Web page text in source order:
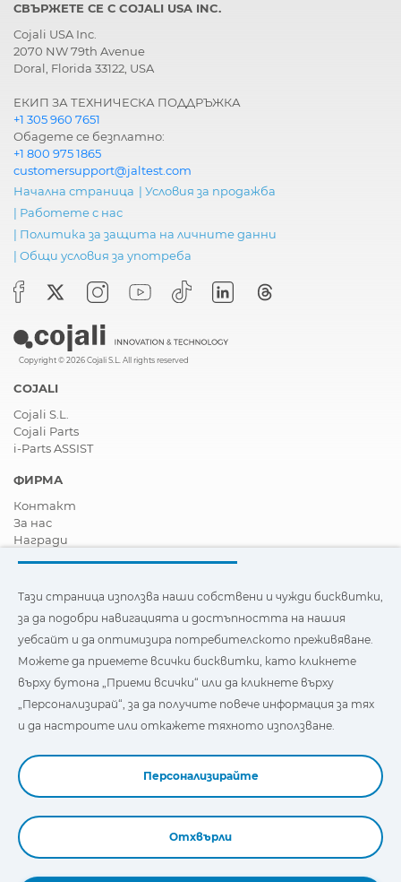
СВЪРЖЕТЕ СЕ С COJALI USA INC.
Cojali USA Inc.
2070 NW 79th Avenue
Doral, Florida 33122, USA
ЕКИП ЗА ТЕХНИЧЕСКА ПОДДРЪЖКА
+1 305 960 7651
Обадете се безплатно:
+1 800 975 1865
customersupport@jaltest.com
Начална страница | Условия за продажба
| Работете с нас
| Политика за защита на личните данни
| Общи условия за употреба
Copyright © 2026 Cojali S.L. All rights reserved
COJALI
Cojali S.L.
Cojali Parts
i-Parts ASSIST
ФИРМА
Контакт
За нас
Награди
Станете дистрибутор
Новини
Видеа
FAQ - Често задавани въпроси
трети страни, за да подобри навигацията и
достъпността на нашия уебсайт и да оптимизира
потребителското изживяване. Можете да кликнете
тях и да зададете или откажете използването им.
Тази страница използва наши собствени и чужди бисквитки,
за да подобри навигацията и достъпността на нашия
уебсайт и да оптимизира потребителското преживяване.
Можете да приемете всички бисквитки, като кликнете
върху бутона „Приеми всички“ или да кликнете върху
„Персонализирай“, за да получите повече информация за тях
и да настроите или откажете тяхното използване.
Персонализирайте
Отхвърли